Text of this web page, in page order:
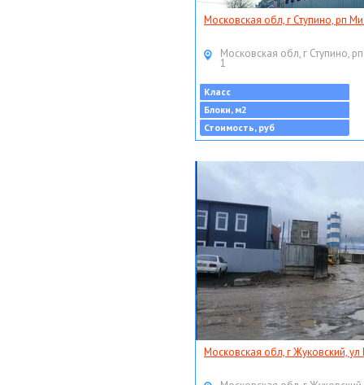
Московская обл, г Ступино, рп
Московская обл, г Ступино,
1
Класс
Блоки, м2
Стоимость, руб
Московская обл, г Жуковский,